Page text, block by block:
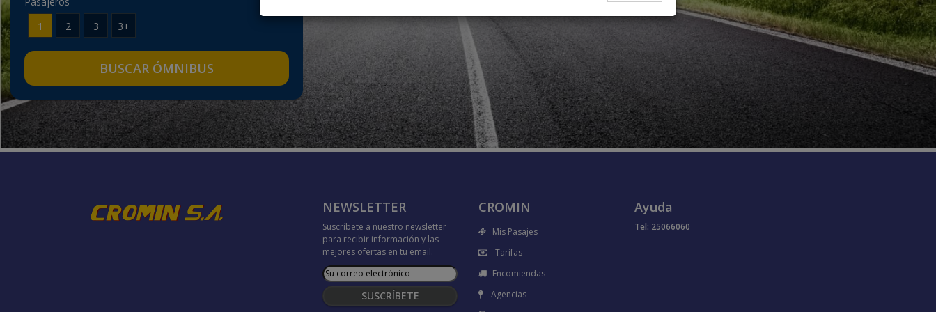
1
2 3 3+
NEWSLETTER
Suscríbete a nuestro newsletter
para recibir información y las
mejores ofertas en tu email.
CROMIN
Mis Pasajes
Tarifas
Encomiendas
Agencias
Ayuda
Tel: 25066060